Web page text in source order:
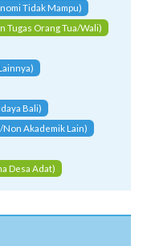
Tidak Mampu)
Tugas Orang Tua/Wali)
Bali)
Non Akademik Lain)
Desa Adat)